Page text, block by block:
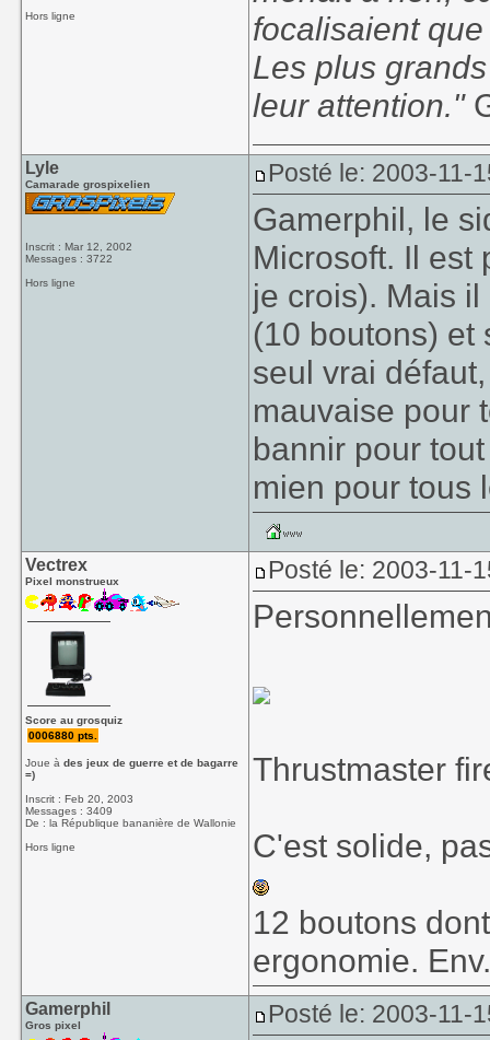
Hors ligne
focalisaient
Les plus
leur attention."
Lyle
Camarade grospixelien
Inscrit : Mar 12, 2002
Messages : 3722
Hors ligne
Posté le: 2003-11-
Gamerphil, le
Microsoft. Il est
je crois). Mais
(10 boutons) et
seul vrai
mauvaise pour
bannir pour
mien pour tous
Vectrex
Pixel monstrueux
Score au grosquiz
0006880 pts.
Joue àdes jeux de guerre et de bagarre
=)
Inscrit : Feb 20, 2003
Messages : 3409
De : la République bananière de Wallonie
Hors ligne
Posté le: 2003-11-
Thrustmaster
C'est solide,
12 boutons
ergonomie.
Gamerphil
Gros pixel Posté le: 2003-11-